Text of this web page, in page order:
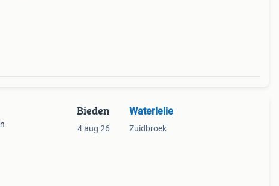
Bieden
4 aug 26
Waterlelie
Zuidbroek